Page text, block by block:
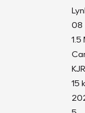
08
15